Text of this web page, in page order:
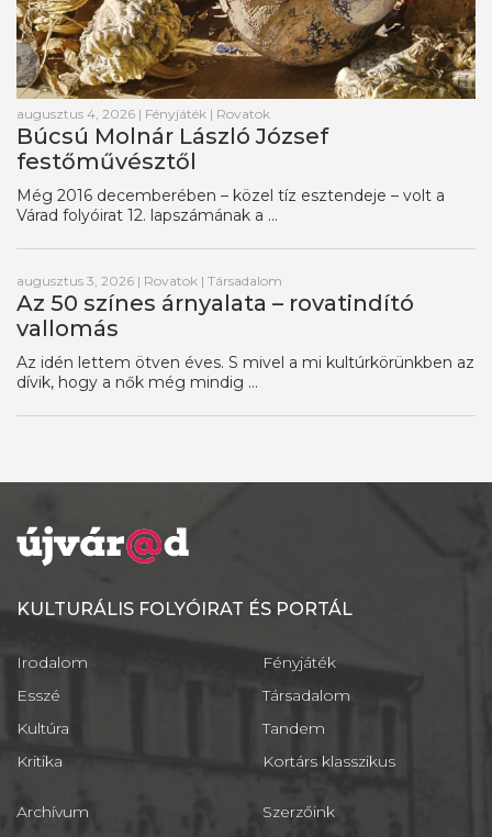
augusztus 4, 2026 | Fényjáték | Rovatok
Búcsú Molnár László József
festőművésztől
Még 2016 decemberében – közel tíz esztendeje – volt a
Várad folyóirat 12. lapszámának a ...
augusztus 3, 2026 | Rovatok | Társadalom
Az 50 színes árnyalata – rovatindító
vallomás
Az idén lettem ötven éves. S mivel a mi kultúrkörünkben az
dívik, hogy a nők még mindig ...
KULTURÁLIS FOLYÓIRAT ÉS PORTÁL
Irodalom
Esszé
Kultúra
Kritika
Fényjáték
Társadalom
Tandem
Kortárs klasszikus
Archívum
Szerzőink